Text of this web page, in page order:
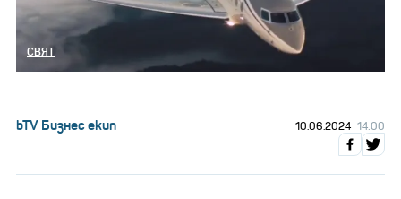
СВЯТ
bTV Бизнес екип 10.06.2024 14:00